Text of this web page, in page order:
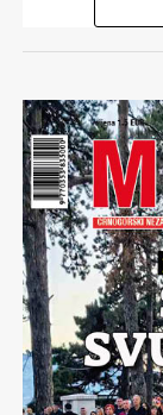
Jučer kad je
u istom
su sječanja…Na
bili
doba
svega
Sarajevu,
Olimpijada je
koji je
kojih